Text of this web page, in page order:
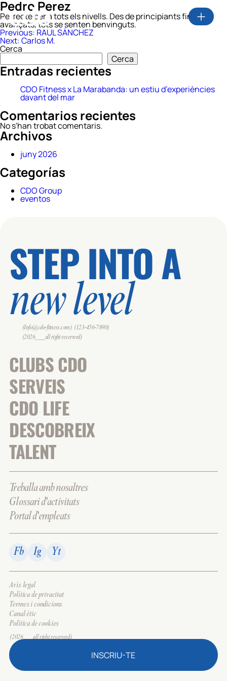
INSCRIU-TE
Pedro Perez
Perfecte per a tots els nivells. Des de principiants fins a
avançats, tots se senten benvinguts.
Navegació
d'entrades
Previous: RAUL SÁNCHEZ
Next:Carlos M.
Cerca
Cerca
Entradas recientes
CDO Fitness x La Marabanda: un estiu d’experiències
davant del mar
Comentarios recientes
No s'han trobat comentaris.
Archivos
juny 2026
Categorías
CDO Group
eventos
STEP INTO A
new level
(Info@cdo-fitness.com) (123-456-7890)
(2026___all right reserverd)
CLUBS CDO
SERVEIS
CDO LIFE
DESCOBREIX
TALENT
Treballa amb nosaltres
Glossari d'activitats
Portal d'empleats
Fb Ig Yt
Avís legal
Política de privacitat
Termes i condicions
Canal ètic
Política de cookies
(2026___all right reserverd)